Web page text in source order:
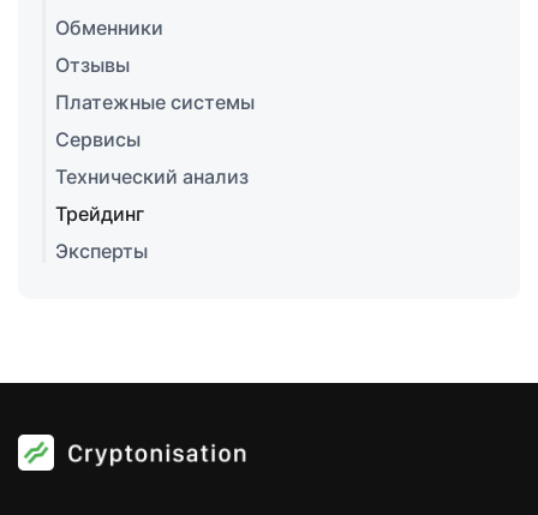
Обменники
Отзывы
Платежные системы
Сервисы
Технический анализ
Трейдинг
Эксперты